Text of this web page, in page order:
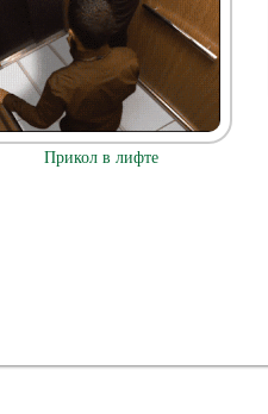
Прикол в лифте